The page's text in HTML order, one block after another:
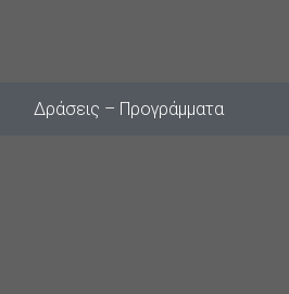
Δράσεις – Προγράμματα